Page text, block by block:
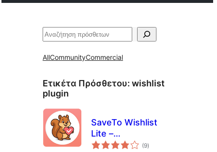
Αναζήτηση
AllCommunityCommercial
Ετικέτα Πρόσθετου: wishlist
plugin
SaveTo Wishlist
Lite –
WooCommerce
(9αξιολογήσεις
σύνολο
)